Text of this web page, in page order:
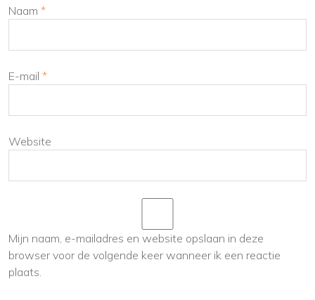
Naam *
E-mail *
Website
Mijn naam, e-mailadres en website opslaan in deze
browser voor de volgende keer wanneer ik een reactie
plaats.